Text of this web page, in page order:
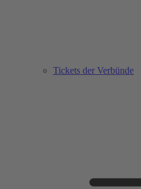
Tickets der Verbünde